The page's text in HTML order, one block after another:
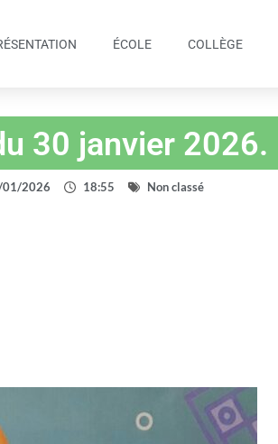
ÉCOLE COLLÈGE
30 janvier 2026.
2026 18:55 Non classé